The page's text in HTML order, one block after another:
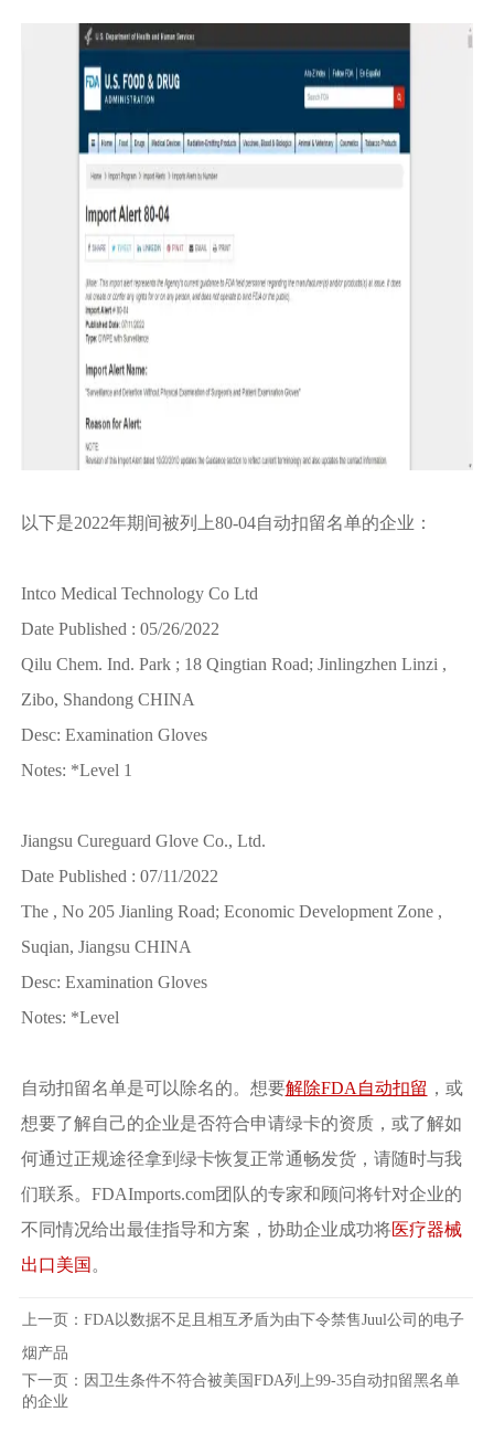
以下是2022年期间被列上80-04自动扣留名单的企业：
Intco Medical Technology Co Ltd
Date Published : 05/26/2022
Qilu Chem. Ind. Park ; 18 Qingtian Road; Jinlingzhen Linzi ,
Zibo, Shandong CHINA
Desc: Examination Gloves
Notes: *Level 1
Jiangsu Cureguard Glove Co., Ltd.
Date Published : 07/11/2022
The , No 205 Jianling Road; Economic Development Zone ,
Suqian, Jiangsu CHINA
Desc: Examination Gloves
Notes: *Level
自动扣留名单是可以除名的。想要解除FDA自动扣留 ，或
想要了解自己的企业是否符合申请绿卡的资质，或了解如
何通过正规途径拿到绿卡恢复正常通畅发货，请随时与我
们联系。FDAImports.com团队的专家和顾问将针对企业的
不同情况给出最佳指导和方案，协助企业成功将医疗器械
出口美国 。
上一页： FDA以数据不足且相互矛盾为由下令禁售Juul公司的电子
烟产品
下一页： 因卫生条件不符合被美国FDA列上99-35自动扣留黑名单
的企业